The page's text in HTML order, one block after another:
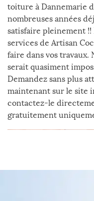
toiture à Dannemarie
nombreuses années
satisfaire pleinement !!
services de Artisan
faire dans vos travaux.
serait quasiment
Demandez sans plus
maintenant sur le site
contactez-le
gratuitement